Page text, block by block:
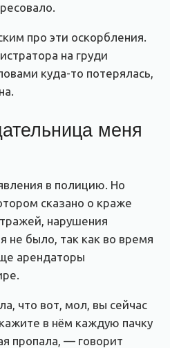
про эти оскорбления.
на груди
куда-то потерялась,
меня
в полицию. Но
сказано о краже
нарушения
не было, так как во время
арендаторы
что вот, мол, вы сейчас
в нём каждую пачку
пропала, — говорит